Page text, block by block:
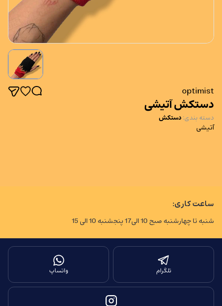
optimist
دستکش آتیشی
دسته بندی: دستکش
آتیشی
ساعت کاری:
شنبه تا چهارشنبه صبح 10 الی17 پنجشنبه 10 الی 15
تلگرام واتساپ